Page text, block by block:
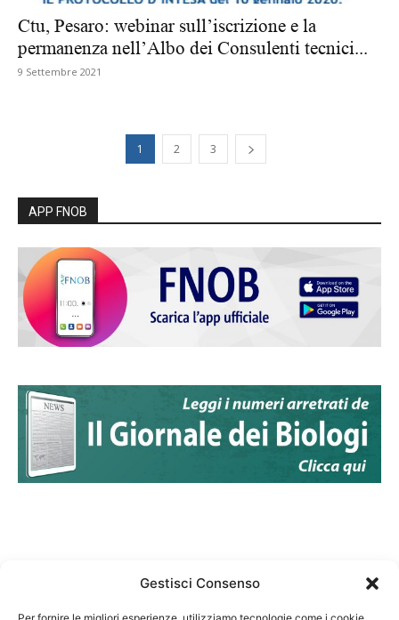
Gestisci Consenso
Ctu, Pesaro: webinar sull’iscrizione e la
permanenza nell’Albo dei Consulenti tecnici...
9 Settembre 2021
1 2 3
APP FNOB